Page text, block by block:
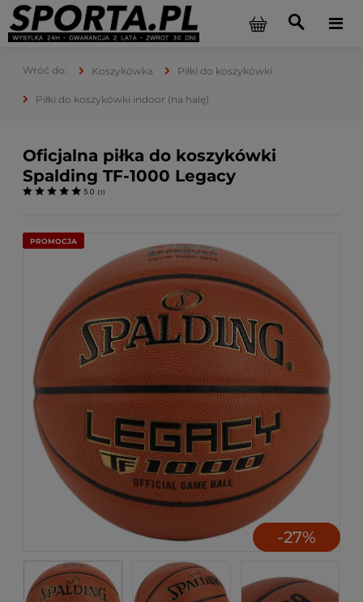
Koszykówka Piłki do koszykówki
Piłki do koszykówki indoor (na halę)
Oficjalna piłka do koszykówki
Spalding TF-1000 Legacy
5.0 (1)
PROMOCJA
-27%